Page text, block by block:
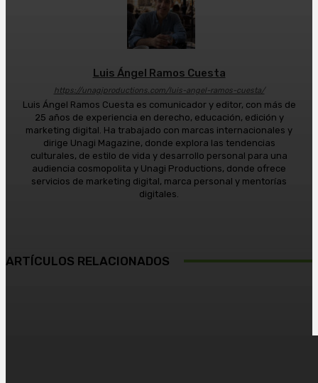
Luis Ángel Ramos Cuesta
https://unagiproductions.com/luis-angel-ramos-cuesta/
Luis Ángel Ramos Cuesta es comunicador y editor, con más de
25 años de experiencia en derecho, educación, edición y
marketing digital. Ha trabajado con marcas internacionales y
dirige Unagi Magazine, donde explora las tendencias
culturales, de estilo de vida y desarrollo personal para una
audiencia cosmopolita y Unagi Productions, donde ofrece
servicios de marketing digital, marca personal y mentorías
digitales.
ARTÍCULOS RELACIONADOS